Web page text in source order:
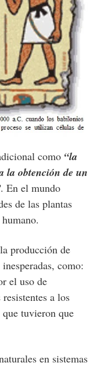
como “la
la obtención de un
. En el mundo
de las plantas
producción de
como:
el uso de
a los
tuvieron que
en sistemas